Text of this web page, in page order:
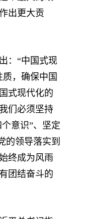
出更大贡
：“中国式现
，确保中国
式现代化的
们必须坚持
意识”、坚定
的领导落实到
终成为风雨
团结奋斗的